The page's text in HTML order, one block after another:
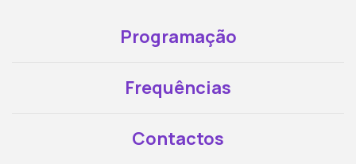
Programação
Frequências
Contactos